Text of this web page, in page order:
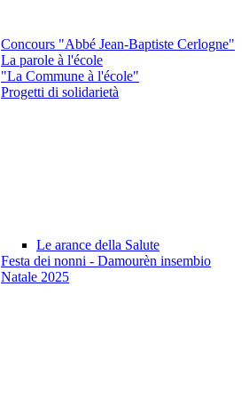
Concours "Abbé Jean-Baptiste Cerlogne"
La parole à l'école
"La Commune à l'école"
Progetti di solidarietà
Le arance della Salute
Festa dei nonni - Damourèn insembio
Natale 2025